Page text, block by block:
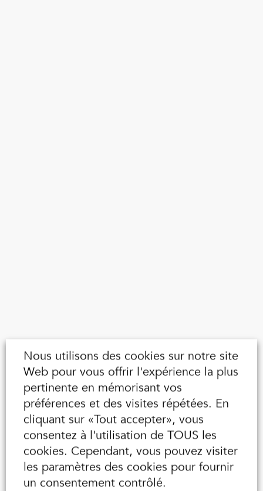
Nous utilisons des cookies sur notre site
Web pour vous offrir l'expérience la plus
pertinente en mémorisant vos
préférences et des visites répétées. En
cliquant sur «Tout accepter», vous
consentez à l'utilisation de TOUS les
cookies. Cependant, vous pouvez visiter
les paramètres des cookies pour fournir
un consentement contrôlé.